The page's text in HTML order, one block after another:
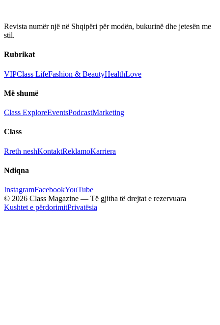
Revista numër një në Shqipëri për modën, bukurinë dhe jetesën me
stil.
Rubrikat
VIPClass LifeFashion & BeautyHealthLove
Më shumë
Class ExploreEventsPodcastMarketing
Class
Rreth neshKontaktReklamoKarriera
Ndiqna
InstagramFacebookYouTube
© 2026 Class Magazine — Të gjitha të drejtat e rezervuara
Kushtet e përdorimitPrivatësia